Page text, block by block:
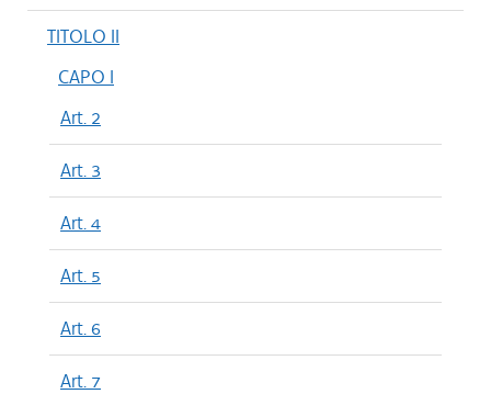
TITOLO II
CAPO I
Art. 2
Art. 3
Art. 4
Art. 5
Art. 6
Art. 7